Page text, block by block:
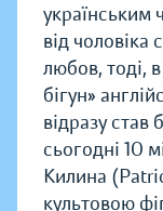
українським
від чоловіка
любов, тоді,
бігун»
відразу
сьогодні 10
Килина
культовою